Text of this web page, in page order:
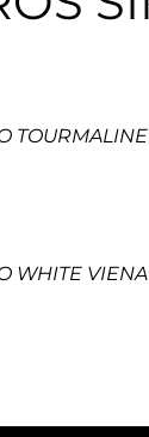
TOURMALINE
WHITE VIENA